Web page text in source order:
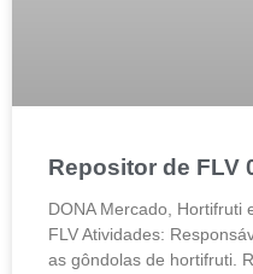
Repositor de FLV
DONA Mercado, Hortifruti
FLV Atividades:
as gôndolas de hortifruti.